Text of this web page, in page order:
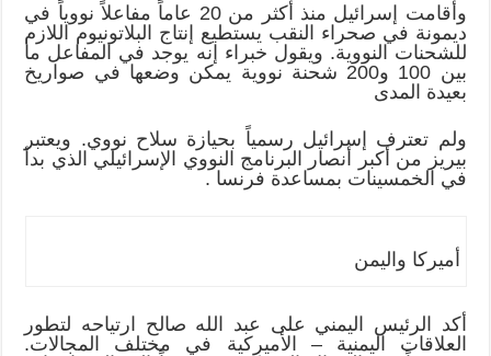
وأقامت إسرائيل منذ أكثر من 20 عاماً مفاعلاً نووياً في
ديمونة في صحراء النقب يستطيع إنتاج البلاتونيوم اللازم
للشحنات النووية. ويقول خبراء إنه يوجد في المفاعل ما
بين 100 و200 شحنة نووية يمكن وضعها في صواريخ
بعيدة المدى
ولم تعترف إسرائيل رسمياً بحيازة سلاح نووي. ويعتبر
بيريز من أكبر أنصار البرنامج النووي الإسرائيلي الذي بدأ
في الخمسينات بمساعدة فرنسا .
أميركا واليمن
أكد الرئيس اليمني على عبد الله صالح ارتياحه لتطور
العلاقات اليمنية – الأميركية في مختلف المجالات.